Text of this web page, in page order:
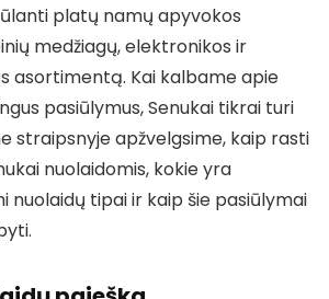
platų namų apyvokos
medžiagų, elektronikos ir
asortimentą. Kai kalbame apie
pasiūlymus, Senukai tikrai turi
straipsnyje apžvelgsime, kaip rasti
nuolaidomis, kokie yra
nuolaidų tipai ir kaip šie pasiūlymai